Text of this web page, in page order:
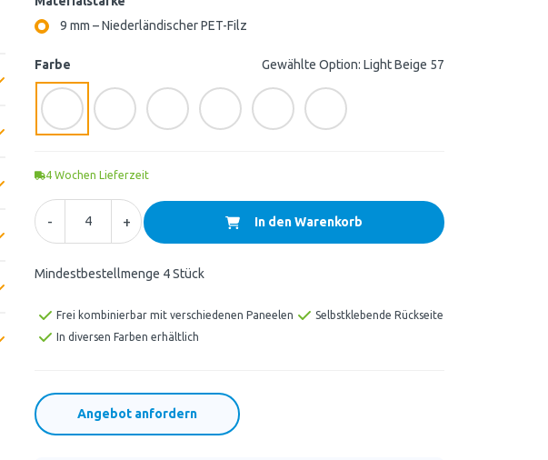
9 mm – Niederländischer PET-Filz
Farbe Gewählte Option: Light Beige 57
4 Wochen Lieferzeit
- + In den Warenkorb
Mindestbestellmenge 4 Stück
Frei kombinierbar mit verschiedenen Paneelen
Selbstklebende Rückseite
In diversen Farben erhältlich
Angebot anfordern